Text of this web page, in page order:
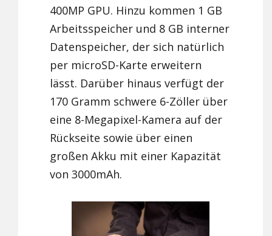
400MP GPU. Hinzu kommen 1 GB
Arbeitsspeicher und 8 GB interner
Datenspeicher, der sich natürlich
per microSD-Karte erweitern
lässt. Darüber hinaus verfügt der
170 Gramm schwere 6-Zöller über
eine 8-Megapixel-Kamera auf der
Rückseite sowie über einen
großen Akku mit einer Kapazität
von 3000mAh.